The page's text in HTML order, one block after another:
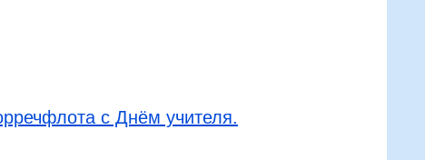
с Днём учителя.